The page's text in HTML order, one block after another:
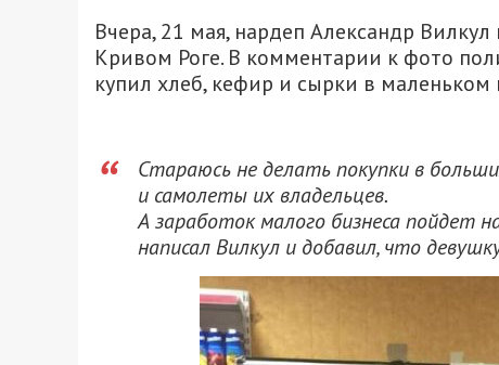
Вчера, 21 мая, нардеп Александр
Кривом Роге. В комментарии к фото
купил хлеб, кефир и сырки в
Стараюсь не делать покупки в
и самолеты их владельцев.
А заработок малого бизнеса пойдет
написал Вилкул и добавил, что